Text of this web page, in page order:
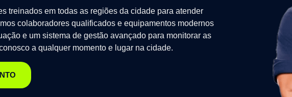
treinados em todas as regiões da cidade para atender
colaboradores qualificados e equipamentos modernos
e um sistema de gestão avançado para monitorar as
a qualquer momento e lugar na cidade.